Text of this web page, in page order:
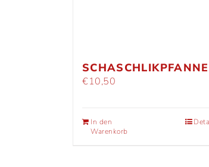
SCHASCHLIKPFANNE
€10,50
In den
Warenkorb